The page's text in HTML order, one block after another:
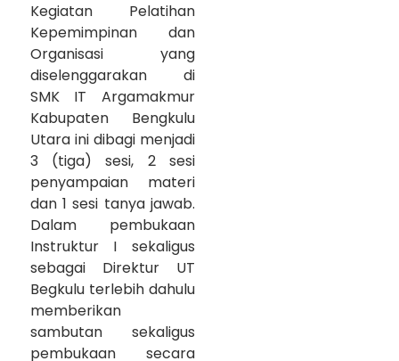
Kegiatan Pelatihan
Kepemimpinan dan
Organisasi yang
diselenggarakan di
SMK IT Argamakmur
Kabupaten Bengkulu
Utara ini dibagi menjadi
3 (tiga) sesi, 2 sesi
penyampaian materi
dan 1 sesi tanya jawab.
Dalam pembukaan
Instruktur I sekaligus
sebagai Direktur UT
Begkulu terlebih dahulu
memberikan
sambutan sekaligus
pembukaan secara